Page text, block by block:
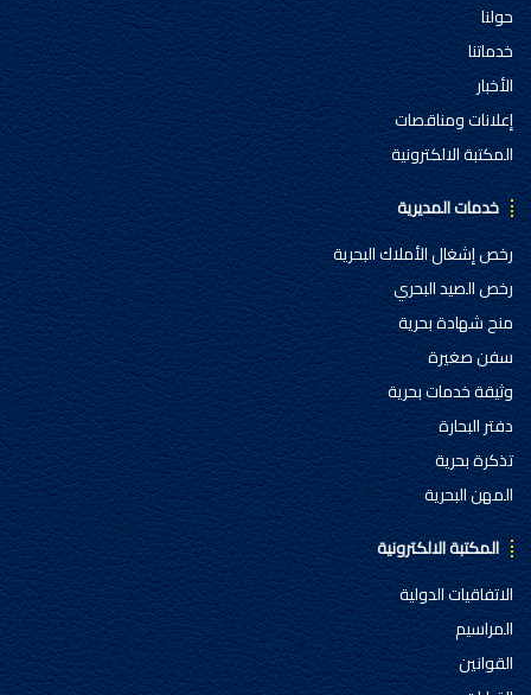
حولنا
خدماتنا
الأخبار
إعلانات ومناقصات
المكتبة الالكترونية
خدمات المديرية
رخص إشغال الأملاك البحرية
رخص الصيد البحري
منح شهادة بحرية
سفن صغيرة
وثيقة خدمات بحرية
دفتر البحارة
تذكرة بحرية
المهن البحرية
المكتبة الالكترونية
الاتفاقيات الدولية
المراسيم
القوانين